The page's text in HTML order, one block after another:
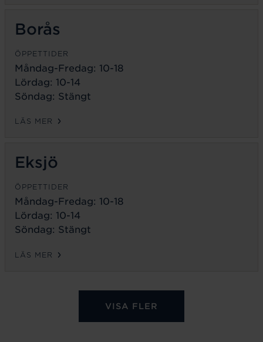
Borås
ÖPPETTIDER
Måndag-Fredag: 10-18
Lördag: 10-14
Söndag: Stängt
LÄS MER
Eksjö
ÖPPETTIDER
Måndag-Fredag: 10-18
Lördag: 10-14
Söndag: Stängt
LÄS MER
VISA FLER